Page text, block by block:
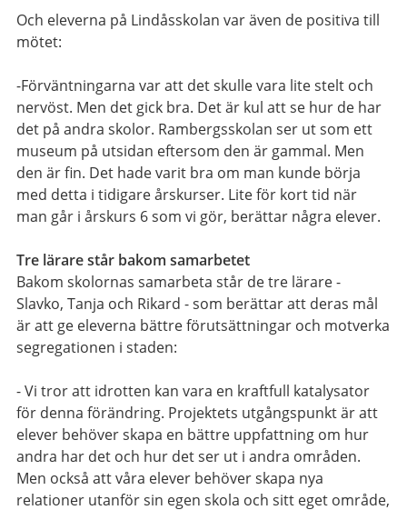
Och eleverna på Lindåsskolan var även de positiva till
mötet:
-Förväntningarna var att det skulle vara lite stelt och
nervöst. Men det gick bra. Det är kul att se hur de har
det på andra skolor. Rambergsskolan ser ut som ett
museum på utsidan eftersom den är gammal. Men
den är fin. Det hade varit bra om man kunde börja
med detta i tidigare årskurser. Lite för kort tid när
man går i årskurs 6 som vi gör, berättar några elever.
Tre lärare står bakom samarbetet
Bakom skolornas samarbeta står de tre lärare -
Slavko, Tanja och Rikard - som berättar att deras mål
är att ge eleverna bättre förutsättningar och motverka
segregationen i staden:
- Vi tror att idrotten kan vara en kraftfull katalysator
för denna förändring. Projektets utgångspunkt är att
elever behöver skapa en bättre uppfattning om hur
andra har det och hur det ser ut i andra områden.
Men också att våra elever behöver skapa nya
relationer utanför sin egen skola och sitt eget område,